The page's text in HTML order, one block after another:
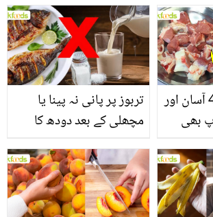
انگیز طبی فوائد
تربوز پر پانی نہ پینا یا
مچھلی کے بعد دودھ کا
سے متعلق غلط فہمیوں کی
حقیقت کیا ہے اور افواہ
کیا؟
گوشت گلانے کے 4 آسان اور
بھی